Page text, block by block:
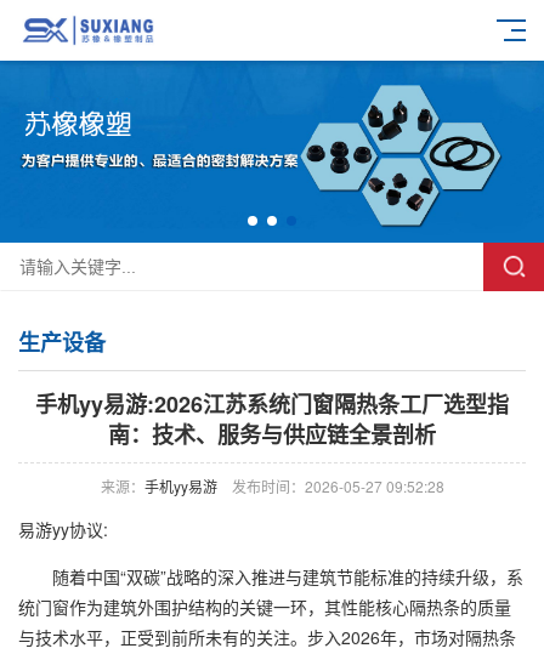
生产设备
手机yy易游:2026江苏系统门窗隔热条工厂选型指
南：技术、服务与供应链全景剖析
来源： 手机yy易游发布时间：2026-05-27 09:52:28
易游yy协议:
随着中国“双碳”战略的深入推进与建筑节能标准的持续升级，系
统门窗作为建筑外围护结构的关键一环，其性能核心隔热条的质量
与技术水平，正受到前所未有的关注。步入2026年，市场对隔热条